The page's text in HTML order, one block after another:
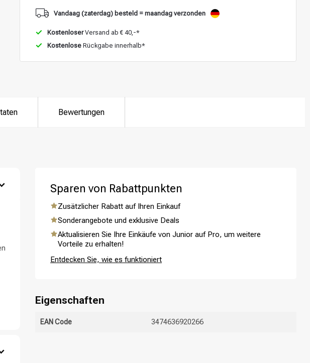
Vandaag (zaterdag) besteld = maandag verzonden
KostenloserVersand ab € 40,-*
Kostenlose Rückgabe innerhalb*
Bewertungen
Sparen von Rabattpunkten
Zusätzlicher Rabatt auf Ihren Einkauf
Sonderangebote und exklusive Deals
Aktualisieren Sie Ihre Einkäufe von Junior auf Pro, um weitere
Vorteile zu erhalten!
Entdecken Sie, wie es funktioniert
Eigenschaften
EAN Code 3474636920266